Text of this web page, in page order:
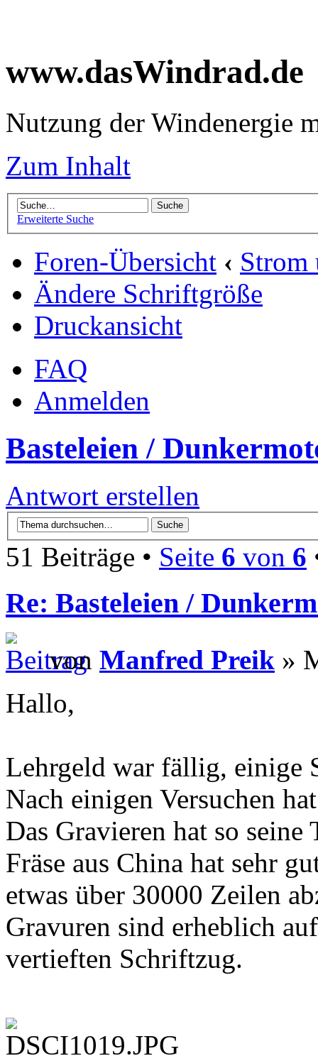
www.dasWindrad.de
Nutzung der Windenergie
Zum Inhalt
Erweiterte Suche
Foren-Übersicht ‹ Strom
Ändere Schriftgröße
Druckansicht
FAQ
Anmelden
Basteleien /
Antwort erstellen
51 Beiträge • Seite 6 von 6
Re: Basteleien /
von Manfred Preik »
Hallo,
Lehrgeld war fällig, einige
Nach einigen Versuchen
Das Gravieren hat so
Fräse aus China hat sehr
etwas über 30000 Zeilen
Gravuren sind erheblich
vertieften Schriftzug.